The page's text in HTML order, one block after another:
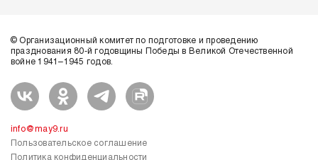
© Организационный комитет по подготовке и проведению
празднования 80-й годовщины Победы в Великой Отечественной
войне 1941–1945 годов.
info@may9.ru
Пользовательское соглашение
Политика конфиденциальности